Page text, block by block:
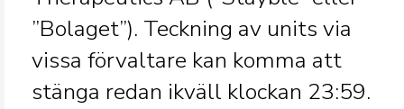
”Bolaget”). Teckning av units via
vissa förvaltare kan komma att
stänga redan ikväll klockan 23:59.